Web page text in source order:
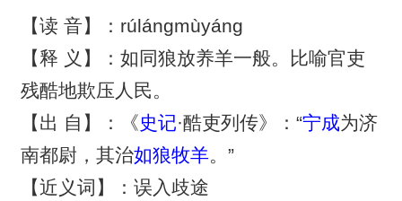
【读 音】：rúlángmùyáng
【释 义】：如同狼放养羊一般。比喻官吏
残酷地欺压人民。
【出 自】：《史记·酷吏列传》：“宁成为济
南都尉，其治如狼牧羊。”
【近义词】：误入歧途